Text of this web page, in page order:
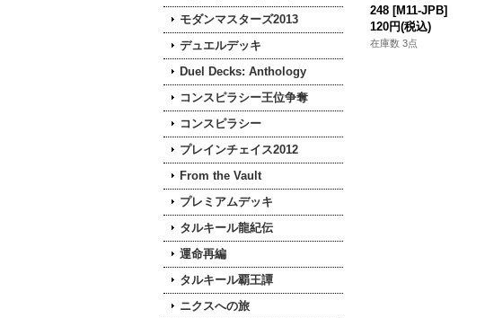
モダンマスターズ2013
デュエルデッキ
Duel Decks: Anthology
コンスピラシー王位争奪
コンスピラシー
プレインチェイス2012
From the Vault
プレミアムデッキ
タルキール龍紀伝
運命再編
タルキール覇王譚
ニクスへの旅
248 [M11-JPB]
120円(税込)
在庫数 3点